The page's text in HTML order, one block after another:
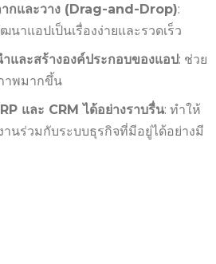
ากและวาง (Drag-and-Drop):
าแอปเป็นเรื่องง่ายและรวดเร็ว
และสร้างองค์ประกอบของแอป: ช่วย
าพมากขึ้น
และ CRM ได้อย่างราบรื่น: ทำให้
นร่วมกับระบบธุรกิจที่มีอยู่ได้อย่างมี